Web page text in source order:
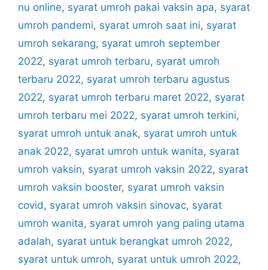
nu online, syarat umroh pakai vaksin apa, syarat
umroh pandemi, syarat umroh saat ini, syarat
umroh sekarang, syarat umroh september
2022, syarat umroh terbaru, syarat umroh
terbaru 2022, syarat umroh terbaru agustus
2022, syarat umroh terbaru maret 2022, syarat
umroh terbaru mei 2022, syarat umroh terkini,
syarat umroh untuk anak, syarat umroh untuk
anak 2022, syarat umroh untuk wanita, syarat
umroh vaksin, syarat umroh vaksin 2022, syarat
umroh vaksin booster, syarat umroh vaksin
covid , syarat umroh vaksin sinovac, syarat
umroh wanita, syarat umroh yang paling utama
adalah, syarat untuk berangkat umroh 2022,
syarat untuk umroh, syarat untuk umroh 2022,